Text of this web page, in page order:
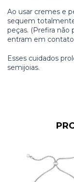
Ao usar cremes e
sequem
peças. (Prefira não
entram em
Esses cuidados
semijoias.